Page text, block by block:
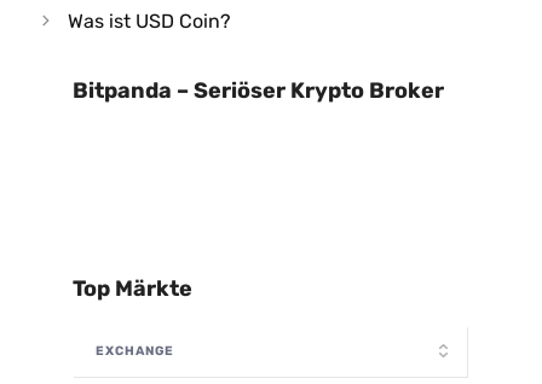
Was ist USD Coin?
Bitpanda – Seriöser Krypto Broker
Top Märkte
EXCHANGE